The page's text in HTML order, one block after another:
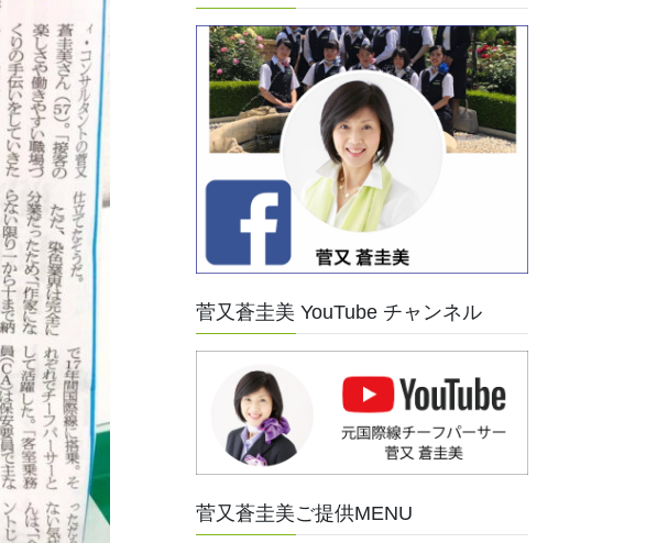
菅又蒼圭美 YouTube チャンネル
菅又蒼圭美ご提供MENU